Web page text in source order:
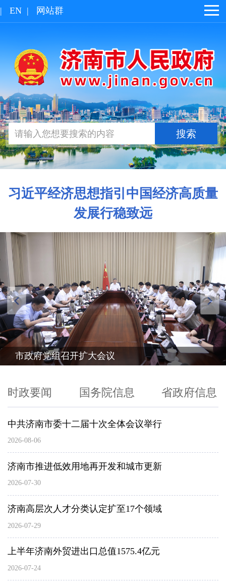
| EN | 网站群
习近平经济思想指引中国经济高质量
发展行稳致远
市政府党组召开扩大会议
时政要闻 国务院信息 省政府信息
中共济南市委十二届十次全体会议举行
2026-08-06
济南市推进低效用地再开发和城市更新
2026-07-30
济南高层次人才分类认定扩至17个领域
2026-07-29
上半年济南外贸进出口总值1575.4亿元
2026-07-24